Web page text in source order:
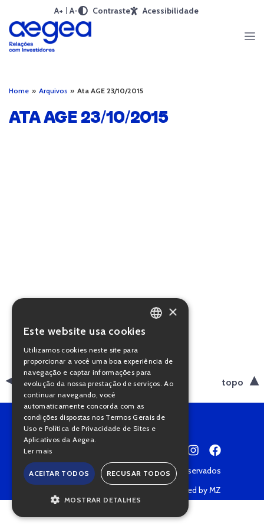
A+ A- Contraste Acessibilidade
Home » Arquivos » Ata AGE 23/10/2015
ATA AGE 23/10/2015
voltar topo
Copyright © 2022 • Todos os direitos reservados
Powered by MZ
PORTUGUESE
×
Este website usa cookies
Utilizamos cookies neste site para
proporcionar a você uma boa experiência de
navegação e captar informações para
evolução da nossa prestação de serviços. Ao
continuar navegando, você
automaticamente concorda com as
condições dispostas nos Termos Gerais de
Uso e Política de Privacidade de Sites e
Aplicativos da Aegea.
Ler mais
ACEITAR TODOS RECUSAR TODOS
MOSTRAR DETALHES